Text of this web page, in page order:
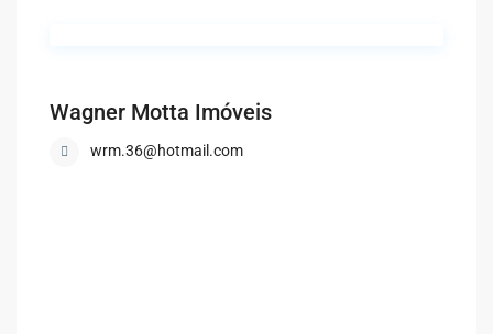
Wagner Motta Imóveis
wrm.36@hotmail.com